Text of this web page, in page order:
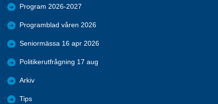
Program 2026-2027
Programblad våren 2026
Seniormässa 16 apr 2026
Politikerutfrågning 17 aug
Arkiv
Tips